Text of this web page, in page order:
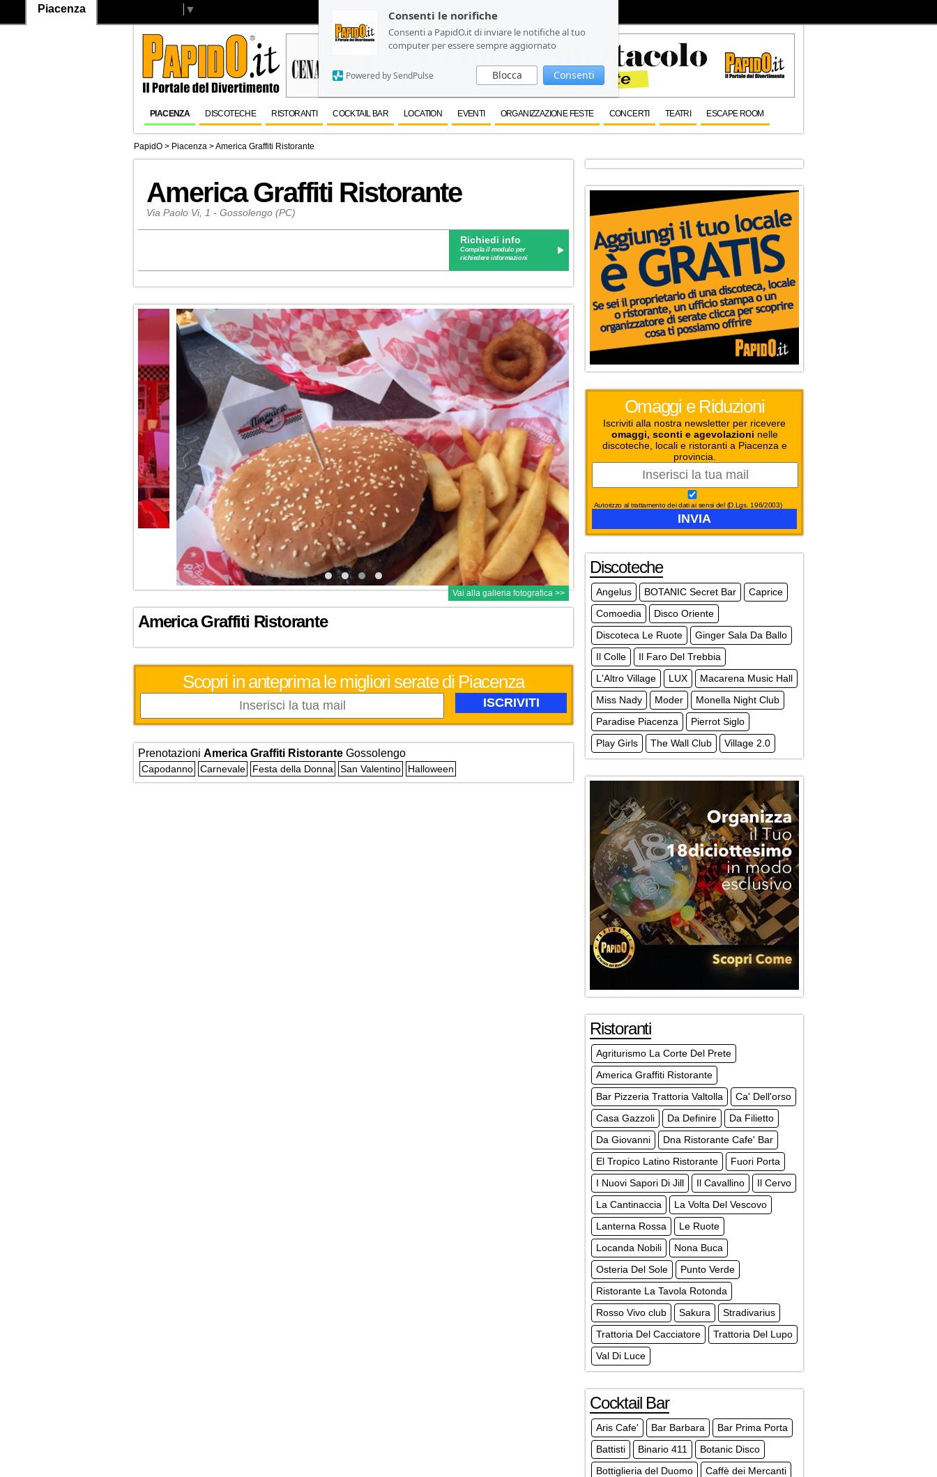
Consenti le norifiche
Consenti a PapidO.it di inviare le notifiche al tuo
computer per essere sempre aggiornato
Blocca Consenti
Powered by SendPulse
Consenti le norifiche
Consenti a PapidO.it di inviare le notifiche al tuo
computer per essere sempre aggiornato
Blocca Consenti
Powered by SendPulse
Piacenza ▼
PIACENZA DISCOTECHE RISTORANTI COCKTAIL BAR LOCATION EVENTI ORGANIZZAZIONE FESTE CONCERTI TEATRI ESCAPE ROOM
PapidO > Piacenza >America Graffiti Ristorante
America Graffiti Ristorante
Via Paolo Vi, 1 - Gossolengo (PC)
Richiedi info
Compila il modulo per
richiedere informazioni
Vai alla galleria fotografica >>
America Graffiti Ristorante
Scopri in anteprima le migliori serate di Piacenza
Prenotazioni America Graffiti Ristorante Gossolengo
Capodanno Carnevale Festa della Donna San Valentino Halloween
Omaggi e Riduzioni
Iscriviti alla nostra newsletter per ricevere
omaggi, sconti e agevolazioni nelle
discoteche, locali e ristoranti a Piacenza e
provincia.
Autorizzo al trattamento dei dati ai sensi del (D.Lgs. 196/2003)
Discoteche
Angelus BOTANIC Secret Bar
Caprice
Comoedia
Disco Oriente
Discoteca Le Ruote
Ginger Sala Da Ballo
Il Colle
Il Faro Del Trebbia
L'Altro Village
LUX
Macarena Music Hall
Miss Nady
Moder
Monella Night Club
Paradise Piacenza
Pierrot Siglo
Play Girls
The Wall Club Village 2.0
Ristoranti
Agriturismo La Corte Del Prete
America Graffiti Ristorante
Bar Pizzeria Trattoria Valtolla
Ca' Dell'orso
Casa Gazzoli
Da Definire
Da Filietto
Da Giovanni
Dna Ristorante Cafe' Bar
El Tropico Latino Ristorante
Fuori Porta
I Nuovi Sapori Di Jill
Il Cavallino
Il Cervo
La Cantinaccia
La Volta Del Vescovo
Lanterna Rossa
Le Ruote
Locanda Nobili
Nona Buca
Osteria Del Sole
Punto Verde
Ristorante La Tavola Rotonda
Rosso Vivo club
Sakura
Stradivarius
Trattoria Del Cacciatore
Trattoria Del Lupo
Val Di Luce
Cocktail Bar
Aris Cafe' Bar Barbara
Bar Prima Porta
Battisti
Binario 411
Botanic Disco
Bottiglieria del Duomo
Caffè dei Mercanti